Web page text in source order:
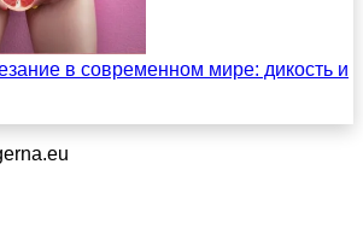
в современном мире: дикость и